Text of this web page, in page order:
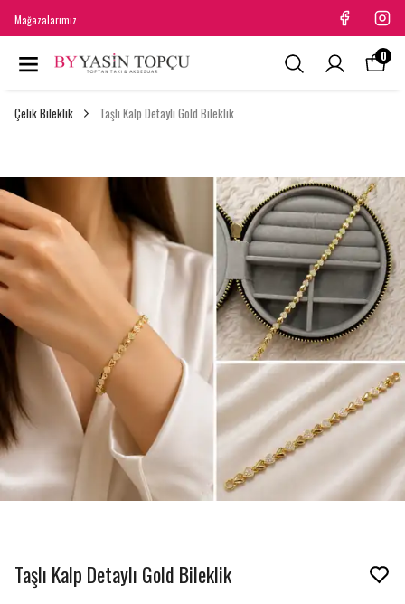
Mağazalarımız
0
Çelik Bileklik Taşlı Kalp Detaylı Gold Bileklik
Taşlı Kalp Detaylı Gold Bileklik